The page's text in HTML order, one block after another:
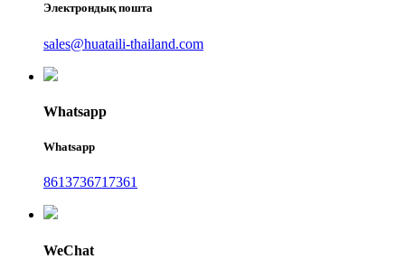
Электрондық пошта
sales@huataili-thailand.com
Whatsapp
Whatsapp
8613736717361
WeChat